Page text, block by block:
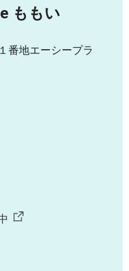
ももい
番地エーシープラ